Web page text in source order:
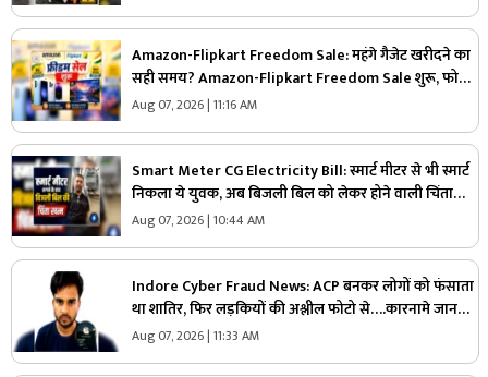
Amazon-Flipkart Freedom Sale: महंगे गैजेट खरीदने का
सही समय? Amazon-Flipkart Freedom Sale शुरू, फोन
से TV तक हो गए 80% सस्ते! जानें कौन-कौन से ऑफर हैं खास
Aug 07, 2026 | 11:16 AM
Smart Meter CG Electricity Bill: स्मार्ट मीटर से भी स्मार्ट
निकला ये युवक, अब बिजली बिल को लेकर होने वाली चिंता
खत्म, कहा- पहले ही अनुमान लग जाता है कितना आएगा महीने
Aug 07, 2026 | 10:44 AM
Indore Cyber Fraud News: ACP बनकर लोगों को फंसाता
था शातिर, फिर लड़कियों की अश्लील फोटो से….कारनामे जानकर
पुलिस भी रह गई दंग
Aug 07, 2026 | 11:33 AM